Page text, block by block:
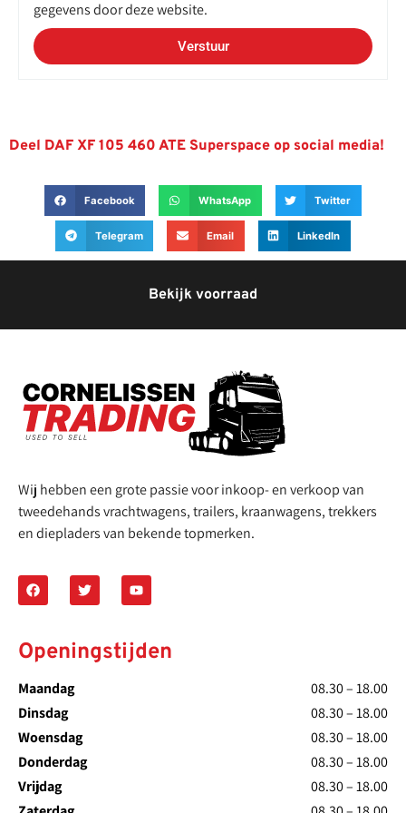
gegevens door deze website.
Verstuur
Deel DAF XF 105 460 ATE Superspace op social media!
Facebook WhatsApp Twitter
Telegram Email LinkedIn
Bekijk voorraad
Wij hebben een grote passie voor inkoop- en verkoop van
tweedehands vrachtwagens, trailers, kraanwagens, trekkers
en diepladers van bekende topmerken.
Openingstijden
Maandag
08.30 – 18.00
Dinsdag
08.30 – 18.00
Woensdag
08.30 – 18.00
Donderdag
08.30 – 18.00
Vrijdag
08.30 – 18.00